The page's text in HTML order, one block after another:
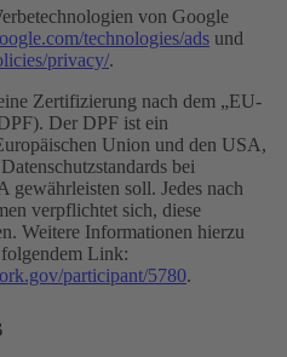
von Google
technologies/ads und
privacy/.
Zertifizierung nach dem „EU-
Der DPF ist ein
Union und den USA,
bei
gewährleisten soll. Jedes nach
verpflichtet sich, diese
Weitere Informationen hierzu
Link:
participant/5780.